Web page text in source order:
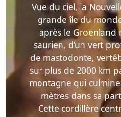
Vue du ciel, la
grande île du
après le Groenland
saurien, d’un vert
de mastodonte,
sur plus de 2000 km
montagne qui
mètres dans sa
Cette cordillère